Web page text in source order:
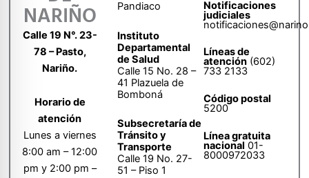
NARIÑO
Calle 19 N°. 23-
78 – Pasto,
Nariño.
Horario de
atención
Lunes a viernes
8:00 am – 12:00
pm y 2:00 pm –
Pandiaco
Instituto
Departamental
de Salud
Calle 15 No. 28 –
41 Plazuela de
Bomboná
Subsecretaría de
Tránsito y
Transporte
Calle 19 No. 27-
51 – Piso 1
Notificaciones
judiciales
Líneas de
atención (602)
733 2133
Código postal
5200
Línea gratuita
nacional 01-
8000972033